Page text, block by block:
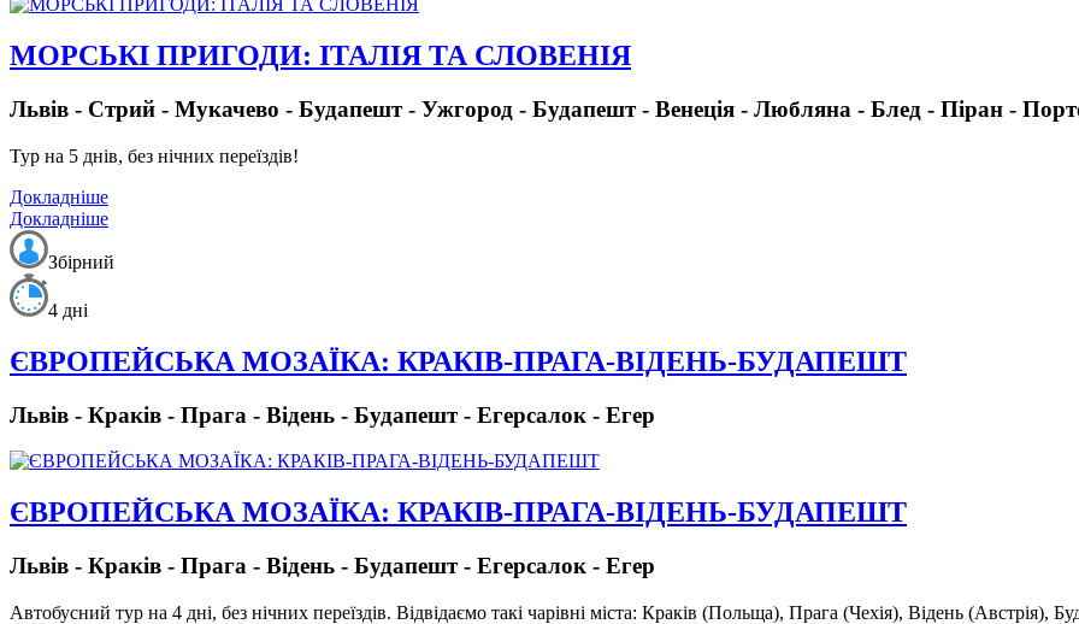
МОРСЬКІ ПРИГОДИ: ІТАЛІЯ ТА СЛОВЕНІЯ
Львів - Стрий - Мукачево - Будапешт - Ужгород - Будапешт - Венеція - Любляна - Блед - Піран -
Тур на 5 днів, без нічних переїздів!
Докладніше
Докладніше
Збірний
4 дні
ЄВРОПЕЙСЬКА МОЗАЇКА: КРАКІВ-ПРАГА-ВІДЕНЬ-БУДАПЕШТ
Львів - Краків - Прага - Відень - Будапешт - Егерсалок - Егер
ЄВРОПЕЙСЬКА МОЗАЇКА: КРАКІВ-ПРАГА-ВІДЕНЬ-БУДАПЕШТ
Львів - Краків - Прага - Відень - Будапешт - Егерсалок - Егер
Автобусний тур на 4 дні, без нічних переїздів. Відвідаємо такі чарівні міста: Краків (Польща), Прага (Чехія), Відень (Австрія),